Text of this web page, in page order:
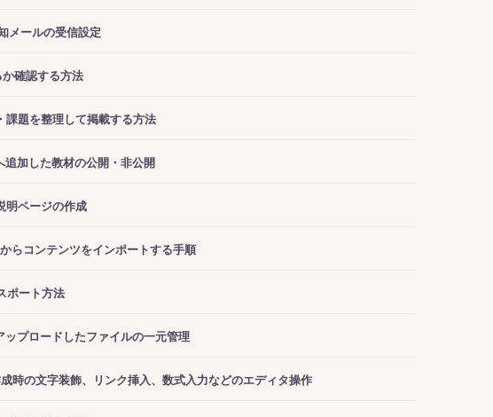
メールの受信設定
確認する方法
課題を整理して掲載する方法
加した教材の公開・非公開
明ページの作成
らコンテンツをインポートする手順
ポート方法
プロードしたファイルの一元管理
時の文字装飾、リンク挿入、数式入力などのエディタ操作